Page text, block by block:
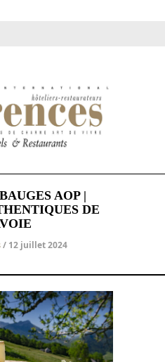
AOP |
DE
/ 12 juillet 2024